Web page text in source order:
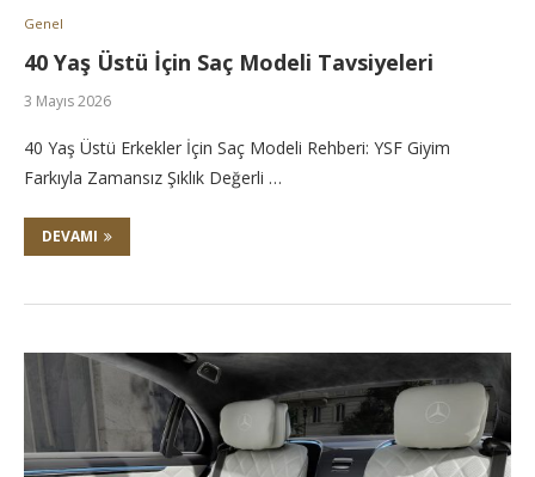
Genel
40 Yaş Üstü İçin Saç Modeli Tavsiyeleri
3 Mayıs 2026
40 Yaş Üstü Erkekler İçin Saç Modeli Rehberi: YSF Giyim
Farkıyla Zamansız Şıklık Değerli …
DEVAMI